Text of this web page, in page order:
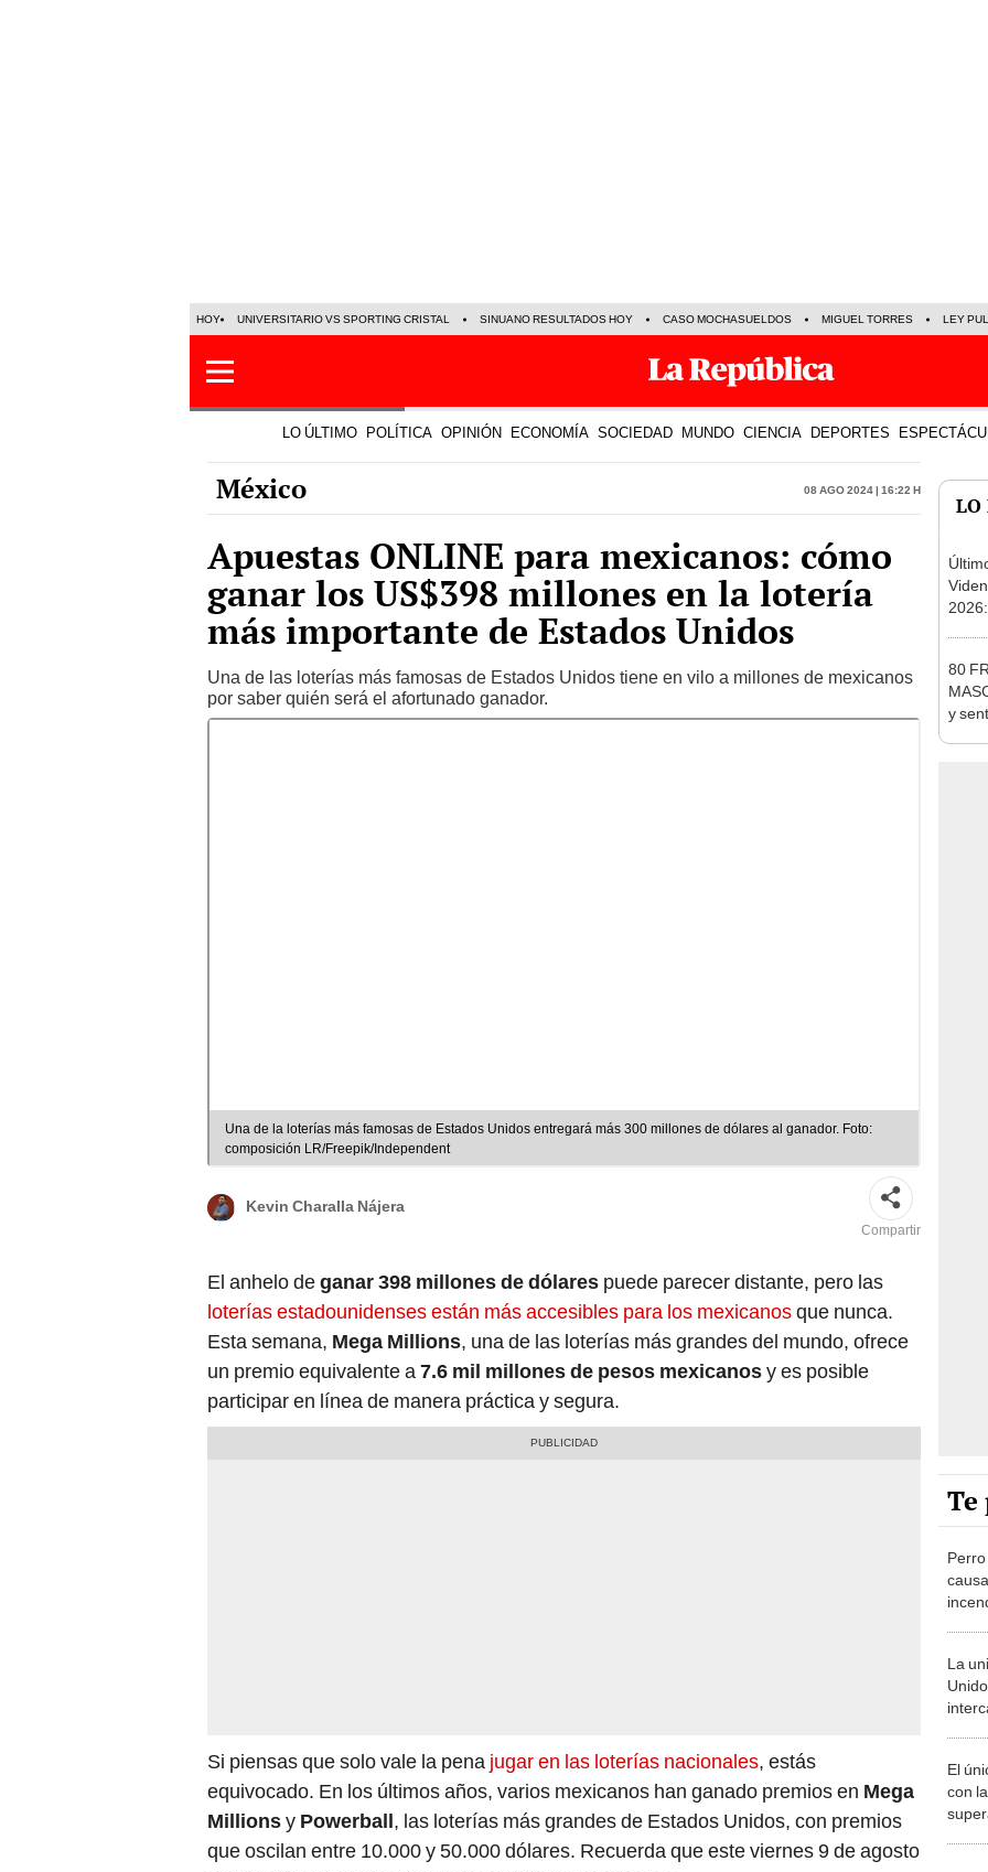
LO ÚLTIMO POLÍTICA OPINIÓN ECONOMÍA SOCIEDAD MUNDO CIENCIA DEPORTES
México 08 Ago 2024 | 16:22 h
Apuestas ONLINE para mexicanos: cómo
ganar los US$398 millones en la lotería
más importante de Estados Unidos
Una de las loterías más famosas de Estados Unidos tiene en vilo a millones de mexicanos
por saber quién será el afortunado ganador.
composición LR/Freepik/Independent
Compartir
loterías estadounidenses están más accesibles para los mexicanosque nunca.
Esta semana,Mega Millions, una de las loterías más grandes del mundo, ofrece
un premio equivalente a7.6 mil millones de pesos mexicanosy es posible
participar en línea de manera práctica y segura.
equivocado. En los últimos años, varios mexicanos han ganado premios en
MillionsyPowerball, las loterías más grandes de Estados Unidos, con premios
que oscilan entre 10.000 y 50.000 dólares. Recuerda que este viernes 9 de agosto
se llevará a cabo el sorteo de los 398 millones dólares.
LO
de tu
80
y
Te
La
de
El
con
es